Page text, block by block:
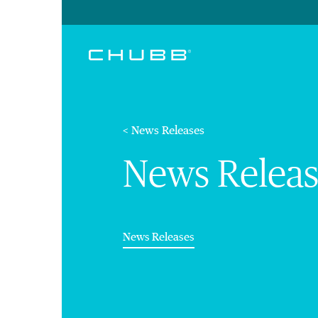
< News Releases
News
News Releases